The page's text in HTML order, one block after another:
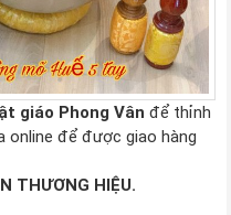
giáo Phong Vân để thỉnh
online để được giao hàng
THƯƠNG HIỆU.